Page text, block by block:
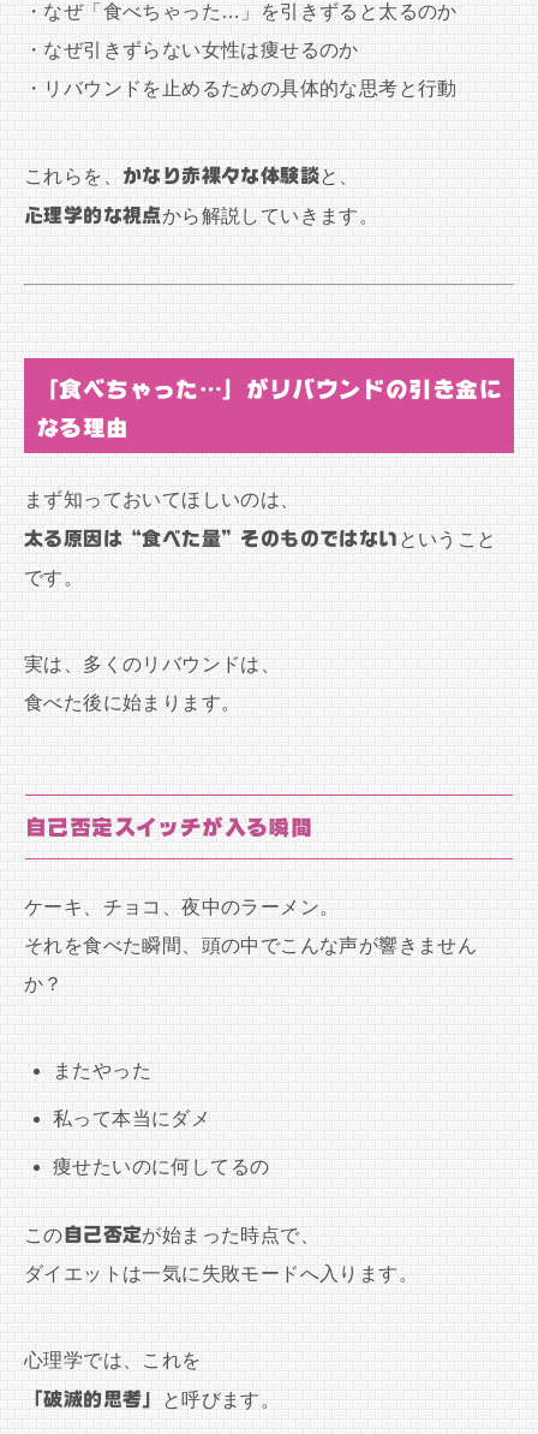
・なぜ「食べちゃった…」を引きずると太るのか
・なぜ引きずらない女性は痩せるのか
・リバウンドを止めるための具体的な思考と行動
これらを、 かなり赤裸々な体験談と、
心理学的な視点から解説していきます。
「食べちゃった…」がリバウンドの引き金に
なる理由
まず知っておいてほしいのは、
太る原因は“食べた量”そのものではない ということ
です。
実は、多くのリバウンドは、
食べた後に始まります。
自己否定スイッチが入る瞬間
ケーキ、チョコ、夜中のラーメン。
それを食べた瞬間、頭の中でこんな声が響きません
か？
またやった
私って本当にダメ
痩せたいのに何してるの
この 自己否定が始まった時点で、
ダイエットは一気に失敗モードへ入ります。
心理学では、これを
「破滅的思考」 と呼びます。